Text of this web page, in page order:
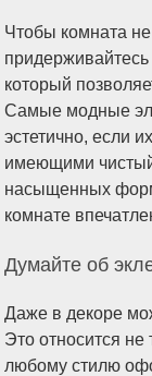
Чтобы комната
который
Самые модные
эстетично, если
имеющими
насыщенных форм
комнате
Думайте об
Даже в декоре
Это относится
любому стилю